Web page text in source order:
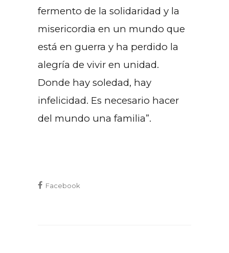
fermento de la solidaridad y la
misericordia en un mundo que
está en guerra y ha perdido la
alegría de vivir en unidad.
Donde hay soledad, hay
infelicidad. Es necesario hacer
del mundo una familia”.
Facebook